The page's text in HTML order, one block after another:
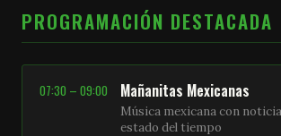
PROGRAMACIÓN DESTACADA
07:30 – 09:00 Mañanitas Mexicanas
Música mexicana con
estado del tiempo